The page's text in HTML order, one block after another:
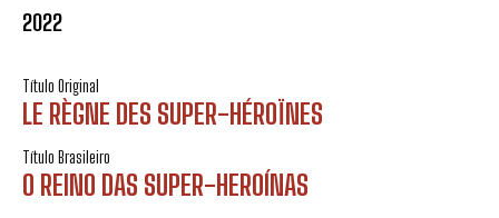
2022
Título Original
LE RÈGNE DES SUPER-HÉROÏNES
Título Brasileiro
O REINO DAS SUPER-HEROÍNAS